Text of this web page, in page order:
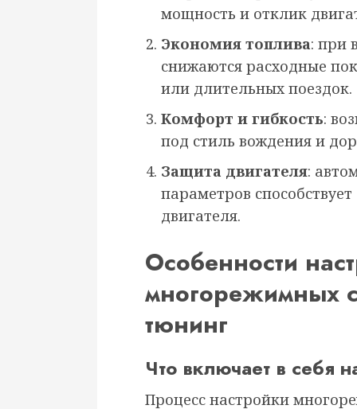
мощность и отклик
Экономия топлива: при
снижаются расходные
или длительных поездок.
Комфорт и гибкость:
под стиль вождения и
Защита двигателя:
параметров
двигателя.
Особенности
многорежимных
тюнинг
Что включает в себя
Процесс настройки